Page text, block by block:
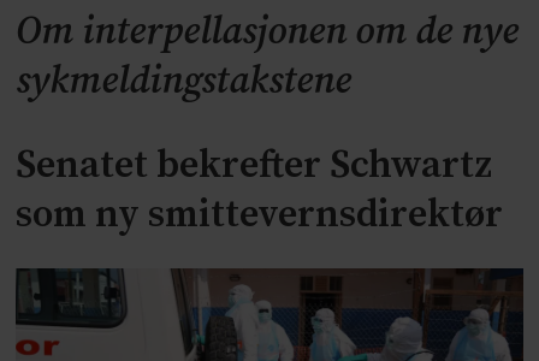
Om interpellasjonen om de nye
sykmeldingstakstene
Senatet bekrefter Schwartz
som ny smittevernsdirektør